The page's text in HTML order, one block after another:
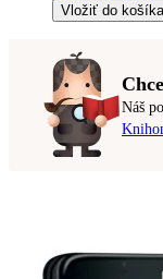
Vložiť do košíka
Náš